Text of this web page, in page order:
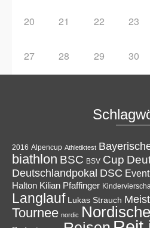
20 21 22 23
27 28 29 30
2016 Alpencup Athletiktest
biathlon BSC BSV Cup
Deutschlandpokal DSC Event
Halton Kilian Pfaffinger
Langlauf Lukas Strauch
Tournee nordic